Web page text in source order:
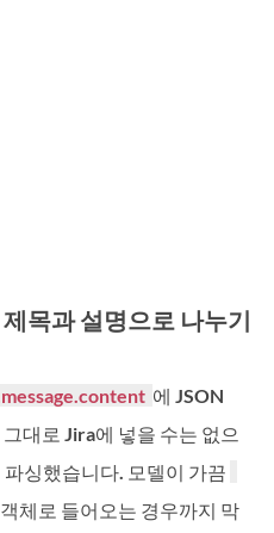
목과 설명으로 나누기
에 JSON
대로 Jira에 넣을 수는 없으
싱했습니다. 모델이 가끔
체로 들어오는 경우까지 막